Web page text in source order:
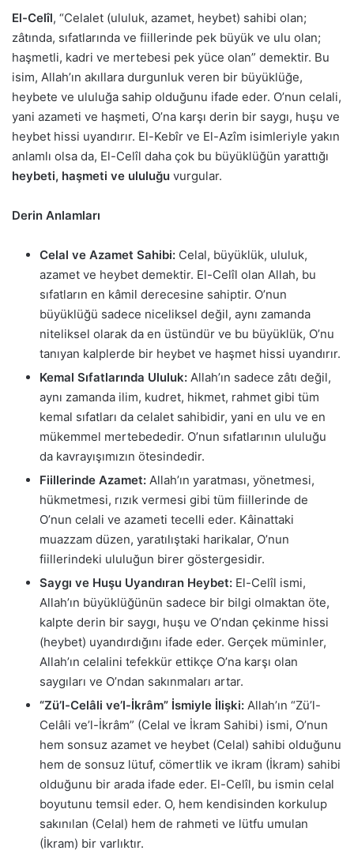
El-Celîl, “Celalet (ululuk, azamet, heybet) sahibi olan;
zâtında, sıfatlarında ve fiillerinde pek büyük ve ulu olan;
haşmetli, kadri ve mertebesi pek yüce olan” demektir. Bu
isim, Allah’ın akıllara durgunluk veren bir büyüklüğe,
heybete ve ululuğa sahip olduğunu ifade eder. O’nun celali,
yani azameti ve haşmeti, O’na karşı derin bir saygı, huşu ve
heybet hissi uyandırır. El-Kebîr ve El-Azîm isimleriyle yakın
anlamlı olsa da, El-Celîl daha çok bu büyüklüğün yarattığı
heybeti, haşmeti ve ululuğu vurgular.
Derin Anlamları
Celal ve Azamet Sahibi: Celal, büyüklük, ululuk,
azamet ve heybet demektir. El-Celîl olan Allah, bu
sıfatların en kâmil derecesine sahiptir. O’nun
büyüklüğü sadece niceliksel değil, aynı zamanda
niteliksel olarak da en üstündür ve bu büyüklük, O’nu
tanıyan kalplerde bir heybet ve haşmet hissi uyandırır.
Kemal Sıfatlarında Ululuk: Allah’ın sadece zâtı değil,
aynı zamanda ilim, kudret, hikmet, rahmet gibi tüm
kemal sıfatları da celalet sahibidir, yani en ulu ve en
mükemmel mertebededir. O’nun sıfatlarının ululuğu
da kavrayışımızın ötesindedir.
Fiillerinde Azamet: Allah’ın yaratması, yönetmesi,
hükmetmesi, rızık vermesi gibi tüm fiillerinde de
O’nun celali ve azameti tecelli eder. Kâinattaki
muazzam düzen, yaratılıştaki harikalar, O’nun
fiillerindeki ululuğun birer göstergesidir.
Saygı ve Huşu Uyandıran Heybet: El-Celîl ismi,
Allah’ın büyüklüğünün sadece bir bilgi olmaktan öte,
kalpte derin bir saygı, huşu ve O’ndan çekinme hissi
(heybet) uyandırdığını ifade eder. Gerçek müminler,
Allah’ın celalini tefekkür ettikçe O’na karşı olan
saygıları ve O’ndan sakınmaları artar.
“Zü’l-Celâli ve’l-İkrâm” İsmiyle İlişki: Allah’ın “Zü’l-
Celâli ve’l-İkrâm” (Celal ve İkram Sahibi) ismi, O’nun
hem sonsuz azamet ve heybet (Celal) sahibi olduğunu
hem de sonsuz lütuf, cömertlik ve ikram (İkram) sahibi
olduğunu bir arada ifade eder. El-Celîl, bu ismin celal
boyutunu temsil eder. O, hem kendisinden korkulup
sakınılan (Celal) hem de rahmeti ve lütfu umulan
(İkram) bir varlıktır.